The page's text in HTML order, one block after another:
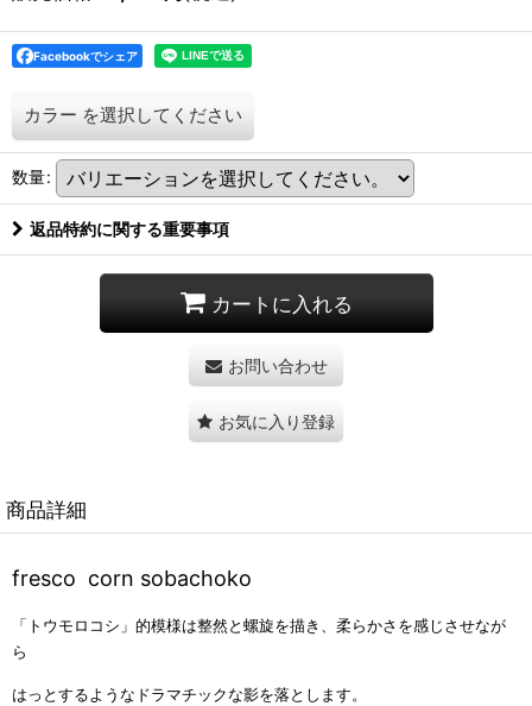
Facebookでシェア
カラー を選択してください
数量:
返品特約に関する重要事項
カートに入れる
お問い合わせ
お気に入り登録
商品詳細
fresco corn sobachoko
「トウモロコシ」的模様は整然と螺旋を描き、柔らかさを感じさせなが
ら
はっとするようなドラマチックな影を落とします。